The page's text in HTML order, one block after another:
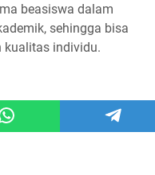
beasiswa dalam
sehingga bisa
kualitas individu.